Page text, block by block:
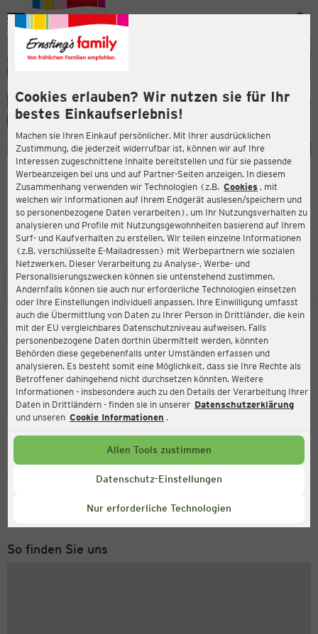
Cookies erlauben? Wir nutzen sie für Ihr
bestes Einkaufserlebnis!
Machen sie Ihren Einkauf persönlicher. Mit Ihrer ausdrücklichen
Zustimmung, die jederzeit widerrufbar ist, können wir auf Ihre
Interessen zugeschnittene Inhalte bereitstellen und für sie passende
Werbeanzeigen bei uns und auf Partner-Seiten anzeigen. In diesem
Zusammenhang verwenden wir Technologien (z.B. Cookies , mit
welchen wir Informationen auf Ihrem Endgerät auslesen/speichern und
so personenbezogene Daten verarbeiten), um Ihr Nutzungsverhalten zu
analysieren und Profile mit Nutzungsgewohnheiten basierend auf Ihrem
Surf- und Kaufverhalten zu erstellen. Wir teilen einzelne Informationen
(z.B. verschlüsselte E-Mailadressen) mit Werbepartnern wie sozialen
Netzwerken. Dieser Verarbeitung zu Analyse-, Werbe- und
Personalisierungszwecken können sie untenstehend zustimmen.
Andernfalls können sie auch nur erforderliche Technologien einsetzen
oder Ihre Einstellungen individuell anpassen. Ihre Einwilligung umfasst
auch die Übermittlung von Daten zu Ihrer Person in Drittländer, die kein
mit der EU vergleichbares Datenschutzniveau aufweisen. Falls
personenbezogene Daten dorthin übermittelt werden, könnten
Behörden diese gegebenenfalls unter Umständen erfassen und
analysieren. Es besteht somit eine Möglichkeit, dass sie Ihre Rechte als
Betroffener dahingehend nicht durchsetzen könnten. Weitere
Informationen - insbesondere auch zu den Details der Verarbeitung Ihrer
Daten in Drittländern - finden sie in unserer Datenschutzerklärung
und unseren Cookie Informationen .
Allen Tools zustimmen
Datenschutz-Einstellungen
Nur erforderliche Technologien
Menü
ERNSTING'S FAMILY FILIALE
Bahnhofstraße 11
59423 Unna
4,1
Bewertung:
STANDORT SERVICES SORTIMENT AKTIONEN
Ernsting's family
Bahnhofstraße 11, 59423 Unna
Aktuell:
Geöffnet
Service Hotline
Montag bis Freitag 8-18 Uhr
So finden Sie uns